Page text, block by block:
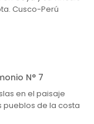
Cusco-Perú
N° 7
en el paisaje
pueblos de la costa